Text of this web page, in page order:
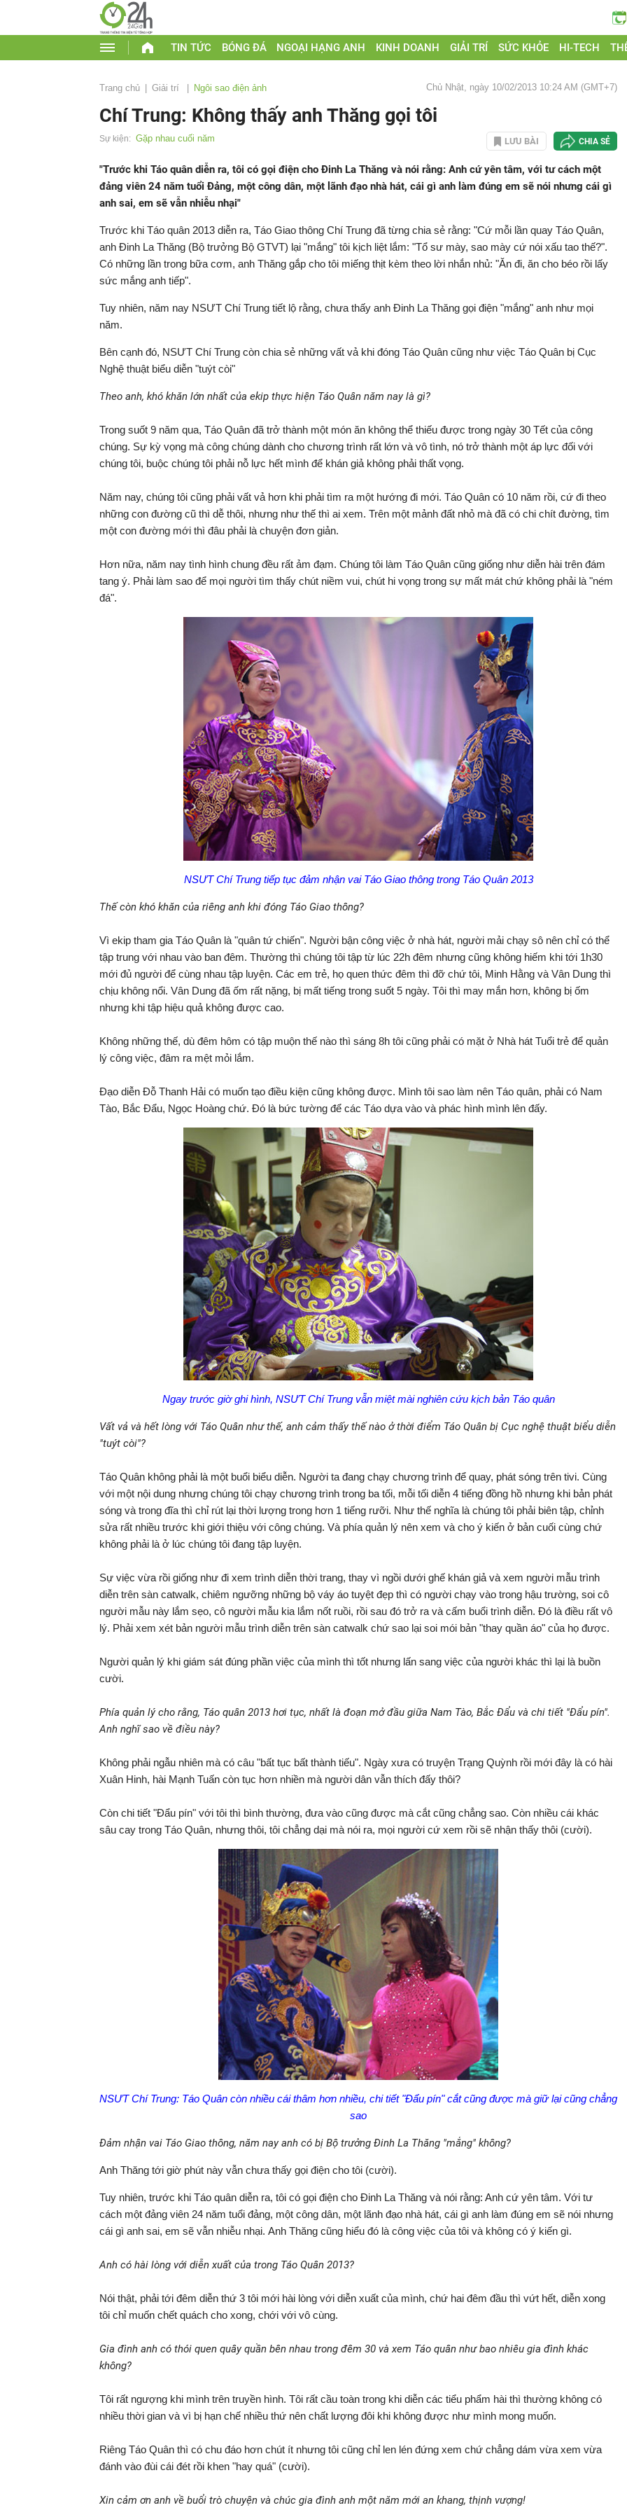
TIN TỨC BÓNG ĐÁ NGOẠI HẠNG ANH KINH DOANH GIẢI TRÍ SỨC KHỎE HI-TECH
Trang chủ Giải trí Ngôi sao điện ảnh Chủ Nhật, ngày 10/02/2013 10:24 AM (GMT+7)
Chí Trung: Không thấy anh Thăng gọi tôi
Sự kiện: Gặp nhau cuối năm LƯU BÀI CHIA SẺ
"Trước khi Táo quân diễn ra, tôi có gọi điện cho Đinh La Thăng và nói rằng: Anh cứ yên tâm, với tư cách một
đảng viên 24 năm tuổi Đảng, một công dân, một lãnh đạo nhà hát, cái gì anh làm đúng em sẽ nói nhưng cái gì
anh sai, em sẽ vẫn nhiễu nhại"
Trước khi Táo quân 2013 diễn ra, Táo Giao thông Chí Trung đã từng chia sẻ rằng: "Cứ mỗi lần quay Táo Quân,
anh Đinh La Thăng (Bộ trưởng Bộ GTVT) lại "mắng" tôi kịch liệt lắm: "Tổ sư mày, sao mày cứ nói xấu tao thế?".
Có những lần trong bữa cơm, anh Thăng gắp cho tôi miếng thịt kèm theo lời nhắn nhủ: "Ăn đi, ăn cho béo rồi lấy
sức mắng anh tiếp".
Tuy nhiên, năm nay NSƯT Chí Trung tiết lộ rằng, chưa thấy anh Đinh La Thăng gọi điện "mắng" anh như mọi
năm.
Bên cạnh đó, NSƯT Chí Trung còn chia sẻ những vất vả khi đóng Táo Quân cũng như việc Táo Quân bị Cục
Nghệ thuật biểu diễn "tuýt còi"
Theo anh, khó khăn lớn nhất của ekip thực hiện Táo Quân năm nay là gì?
Trong suốt 9 năm qua, Táo Quân đã trở thành một món ăn không thể thiếu được trong ngày 30 Tết của công
chúng. Sự kỳ vọng mà công chúng dành cho chương trình rất lớn và vô tình, nó trở thành một áp lực đối với
chúng tôi, buộc chúng tôi phải nỗ lực hết mình để khán giả không phải thất vọng.
Năm nay, chúng tôi cũng phải vất vả hơn khi phải tìm ra một hướng đi mới. Táo Quân có 10 năm rồi, cứ đi theo
những con đường cũ thì dễ thôi, nhưng như thế thì ai xem. Trên một mảnh đất nhỏ mà đã có chi chít đường, tìm
một con đường mới thì đâu phải là chuyện đơn giản.
Hơn nữa, năm nay tình hình chung đều rất ảm đạm. Chúng tôi làm Táo Quân cũng giống như diễn hài trên đám
tang ý. Phải làm sao để mọi người tìm thấy chút niềm vui, chút hi vọng trong sự mất mát chứ không phải là "ném
đá".
NSƯT Chí Trung tiếp tục đảm nhận vai Táo Giao thông trong Táo Quân 2013
Thế còn khó khăn của riêng anh khi đóng Táo Giao thông?
Vì ekip tham gia Táo Quân là "quân tứ chiến". Người bận công việc ở nhà hát, người mải chạy sô nên chỉ có thể
tập trung với nhau vào ban đêm. Thường thì chúng tôi tập từ lúc 22h đêm nhưng cũng không hiếm khi tới 1h30
mới đủ người để cùng nhau tập luyện. Các em trẻ, họ quen thức đêm thì đỡ chứ tôi, Minh Hằng và Vân Dung thì
chịu không nổi. Vân Dung đã ốm rất nặng, bị mất tiếng trong suốt 5 ngày. Tôi thì may mắn hơn, không bị ốm
nhưng khi tập hiệu quả không được cao.
Không những thế, dù đêm hôm có tập muộn thế nào thì sáng 8h tôi cũng phải có mặt ở Nhà hát Tuổi trẻ để quản
lý công việc, đâm ra mệt mỏi lắm.
Đạo diễn Đỗ Thanh Hải có muốn tạo điều kiện cũng không được. Mình tôi sao làm nên Táo quân, phải có Nam
Tào, Bắc Đẩu, Ngọc Hoàng chứ. Đó là bức tường để các Táo dựa vào và phác hình mình lên đấy.
Ngay trước giờ ghi hình, NSƯT Chí Trung vẫn miệt mài nghiên cứu kịch bản Táo quân
Vất vả và hết lòng với Táo Quân như thế, anh cảm thấy thế nào ở thời điểm Táo Quân bị Cục nghệ thuật biểu diễn
"tuýt còi"?
Táo Quân không phải là một buổi biểu diễn. Người ta đang chạy chương trình để quay, phát sóng trên tivi. Cùng
với một nội dung nhưng chúng tôi chạy chương trình trong ba tối, mỗi tối diễn 4 tiếng đồng hồ nhưng khi bản phát
sóng và trong đĩa thì chỉ rút lại thời lượng trong hơn 1 tiếng rưỡi. Như thế nghĩa là chúng tôi phải biên tập, chỉnh
sửa rất nhiều trước khi giới thiệu với công chúng. Và phía quản lý nên xem và cho ý kiến ở bản cuối cùng chứ
không phải là ở lúc chúng tôi đang tập luyện.
Sự việc vừa rồi giống như đi xem trình diễn thời trang, thay vì ngồi dưới ghế khán giả và xem người mẫu trình
diễn trên sàn catwalk, chiêm ngưỡng những bộ váy áo tuyệt đẹp thì có người chạy vào trong hậu trường, soi cô
người mẫu này lắm sẹo, cô người mẫu kia lắm nốt ruồi, rồi sau đó trở ra và cấm buổi trình diễn. Đó là điều rất vô
lý. Phải xem xét bản người mẫu trình diễn trên sàn catwalk chứ sao lại soi mói bản "thay quần áo" của họ được.
Người quản lý khi giám sát đúng phần việc của mình thì tốt nhưng lấn sang việc của người khác thì lại là buồn
cười.
Phía quản lý cho rằng, Táo quân 2013 hơi tục, nhất là đoạn mở đầu giữa Nam Tào, Bắc Đẩu và chi tiết "Đẩu pín".
Anh nghĩ sao về điều này?
Không phải ngẫu nhiên mà có câu "bất tục bất thành tiếu". Ngày xưa có truyện Trạng Quỳnh rồi mới đây là có hài
Xuân Hinh, hài Mạnh Tuấn còn tục hơn nhiền mà người dân vẫn thích đấy thôi?
Còn chi tiết "Đẩu pín" với tôi thì bình thường, đưa vào cũng được mà cắt cũng chẳng sao. Còn nhiều cái khác
sâu cay trong Táo Quân, nhưng thôi, tôi chẳng dại mà nói ra, mọi người cứ xem rồi sẽ nhận thấy thôi (cười).
NSƯT Chí Trung: Táo Quân còn nhiều cái thâm hơn nhiều, chi tiết "Đẩu pín" cắt cũng được mà giữ lại cũng chẳng
sao
Đảm nhận vai Táo Giao thông, năm nay anh có bị Bộ trưởng Đinh La Thăng "mắng" không?
Anh Thăng tới giờ phút này vẫn chưa thấy gọi điện cho tôi (cười).
Tuy nhiên, trước khi Táo quân diễn ra, tôi có gọi điện cho Đinh La Thăng và nói rằng: Anh cứ yên tâm. Với tư
cách một đảng viên 24 năm tuổi đảng, một công dân, một lãnh đạo nhà hát, cái gì anh làm đúng em sẽ nói nhưng
cái gì anh sai, em sẽ vẫn nhiễu nhại. Anh Thăng cũng hiểu đó là công việc của tôi và không có ý kiến gì.
Anh có hài lòng với diễn xuất của trong Táo Quân 2013?
Nói thật, phải tới đêm diễn thứ 3 tôi mới hài lòng với diễn xuất của mình, chứ hai đêm đầu thì vứt hết, diễn xong
tôi chỉ muốn chết quách cho xong, chới với vô cùng.
Gia đình anh có thói quen quây quần bên nhau trong đêm 30 và xem Táo quân như bao nhiêu gia đình khác
không?
Tôi rất ngượng khi mình trên truyền hình. Tôi rất cầu toàn trong khi diễn các tiểu phẩm hài thì thường không có
nhiều thời gian và vì bị hạn chế nhiều thứ nên chất lượng đôi khi không được như mình mong muốn.
Riêng Táo Quân thì có chu đáo hơn chút ít nhưng tôi cũng chỉ len lén đứng xem chứ chẳng dám vừa xem vừa
đánh vào đùi cái đét rồi khen "hay quá" (cười).
Xin cảm ơn anh về buổi trò chuyện và chúc gia đình anh một năm mới an khang, thịnh vượng!